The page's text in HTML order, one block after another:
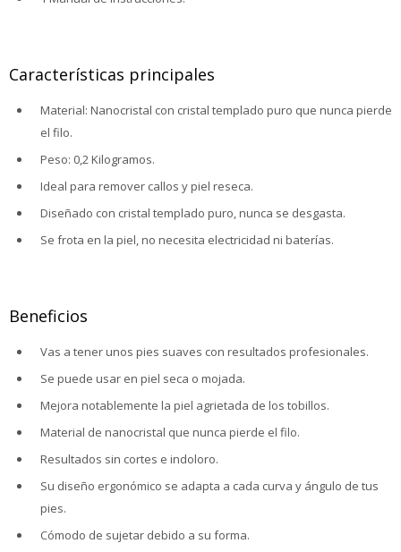
Características principales
Material: Nanocristal con cristal templado puro que nunca pierde
el filo.
Peso: 0,2 Kilogramos.
Ideal para remover callos y piel reseca.
Diseñado con cristal templado puro, nunca se desgasta.
Se frota en la piel, no necesita electricidad ni baterías.
Beneficios
Vas a tener unos pies suaves con resultados profesionales.
Se puede usar en piel seca o mojada.
Mejora notablemente la piel agrietada de los tobillos.
Material de nanocristal que nunca pierde el filo.
Resultados sin cortes e indoloro.
Su diseño ergonómico se adapta a cada curva y ángulo de tus
pies.
Cómodo de sujetar debido a su forma.